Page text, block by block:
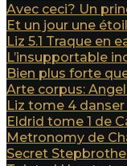
Avec ceci? Un
Et un jour une
Liz 5.1 Traque en
L’insupportable
Bien plus forte
Arte corpus:
Liz tome 4
Eldrid tome 1 de
Metronomy de
Secret